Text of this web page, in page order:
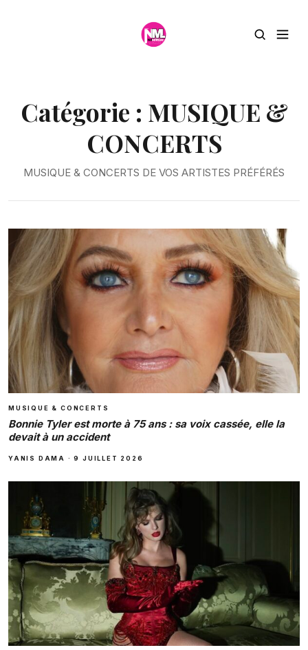
Catégorie : MUSIQUE &
CONCERTS
MUSIQUE & CONCERTS DE VOS ARTISTES PRÉFÉRÉS
MUSIQUE & CONCERTS
Bonnie Tyler est morte à 75 ans : sa voix cassée, elle la
devait à un accident
YANIS DAMA ·9 JUILLET 2026